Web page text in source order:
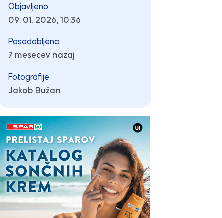
Objavljeno
09. 01. 2026, 10:36
Posodobljeno
7 mesecev nazaj
Fotografije
Jakob Bužan